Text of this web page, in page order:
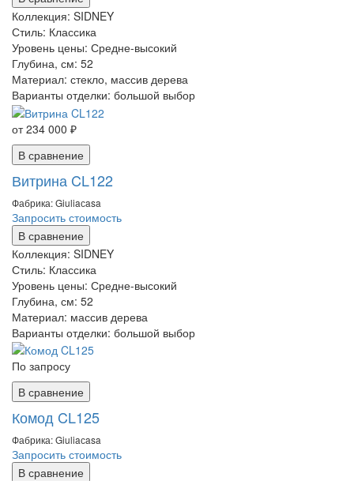
Коллекция: SIDNEY
Стиль: Классика
Уровень цены: Средне-высокий
Глубина, см: 52
Материал: стекло, массив дерева
Варианты отделки: большой выбор
от 234 000 ₽
В сравнение
Витрина CL122
Фабрика: Giuliaсasa
Запросить стоимость
В сравнение
Коллекция: SIDNEY
Стиль: Классика
Уровень цены: Средне-высокий
Глубина, см: 52
Материал: массив дерева
Варианты отделки: большой выбор
По запросу
В сравнение
Комод CL125
Фабрика: Giuliaсasa
Запросить стоимость
В сравнение